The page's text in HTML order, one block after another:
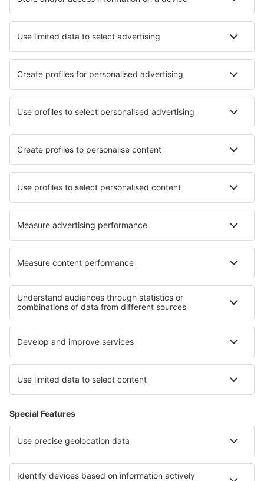
Hotely v Karlsruhe Hotely v Stuttgartu Hotely v Lipsku
Hotely in Kühlungsborn
Nejlepší hotely - města
Hotely in Dolgoluka Hotely in Cerkezkoy
Hotely in Store Fuglede Hotely in El Entrego
Hotely v Rostu Hotely in Fraiburgo
Hotely in Casaprota
Nejlepší hotely - regiony
Hotely in Saxon Switzerland
Hotely na ostrově Usedom Hotely in Moselle Valley
Hotely in Lake Constance Hotely v Huatulco
Hotely in Madikwe Game Reserve
Hotely in Attica Hotely in Morelos